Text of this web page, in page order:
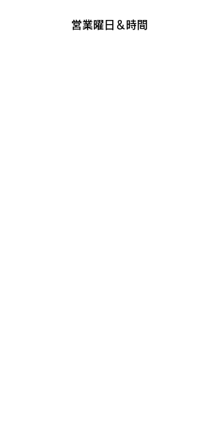
営業曜日＆時間